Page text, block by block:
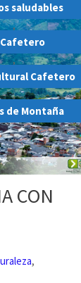
saludables
,
Cafetero
,
Cafetero
,
de Montaña
CON
,